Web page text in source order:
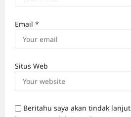
Email *
Situs Web
Beritahu saya akan tindak lanjut